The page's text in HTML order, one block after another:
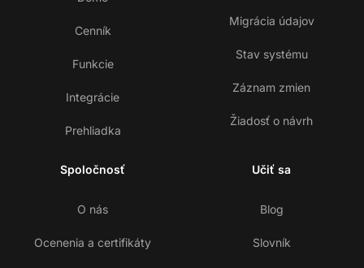
Cenník
Funkcie
Integrácie
Prehliadka
Migrácia údajov
Stav systému
Záznam zmien
Žiadosť o návrh
Spoločnosť
O nás
Ocenenia a certifikáty
Učiť sa
Blog
Slovník